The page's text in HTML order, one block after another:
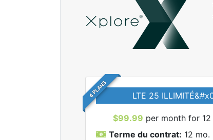
4 PLANS LTE 25
$99.99 per month for
Terme du contrat: 12 mo.